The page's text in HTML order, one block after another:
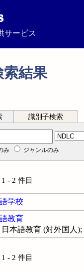
サービス
結果
識別子検索
み ジャンルのみ
1 - 2 件目
学校
教育
本語教育 (対外国人);
1 - 2 件目